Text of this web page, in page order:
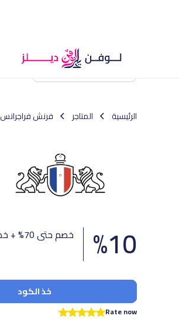
العودة إلى الصفحة الرئيسية
الرئيسية المتاجر فرنش فراجرانس
10
% خصم حتى 70% + خصم إضافي 10%
خذ الكود
Rate now